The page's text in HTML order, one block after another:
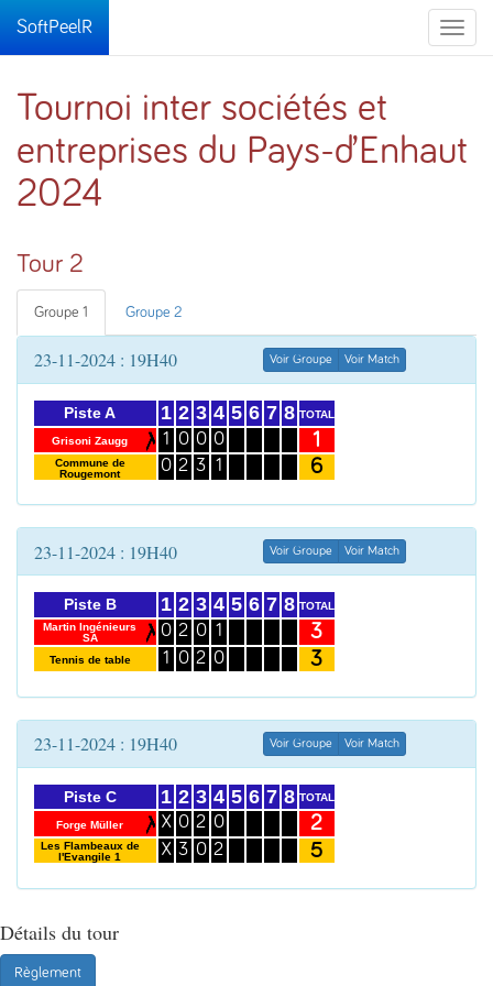
Toggle
SoftPeelR
Tournoi inter sociétés et
entreprises du Pays-d’Enhaut
2024
Tour 2
Groupe 1 Groupe 2
23-11-2024 : 19H40 Voir Groupe Voir Match
Piste A
Grisoni Zaugg
Commune de
Rougemont
1
1
0
2
0
2
3
0
3
4
0
1
5 6 7 8 TOTAL
1
6
23-11-2024 : 19H40 Voir Groupe Voir Match
Piste B
Martin Ingénieurs
SA
Tennis de table
1
0
1
2
2
0
3
0
2
4
1
0
5 6 7 8 TOTAL
3
3
23-11-2024 : 19H40 Voir Groupe Voir Match
Piste C
Forge Müller
Les Flambeaux de
l'Evangile 1
1
X
X
2
0
3
3
2
0
4
0
2
5 6 7 8 TOTAL
2
5
Détails du tour
Règlement